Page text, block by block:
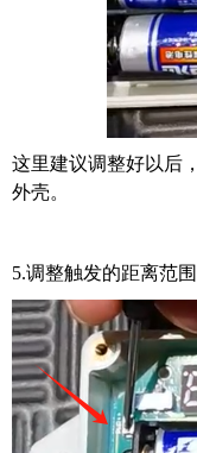
这里建议调整好以后
外壳。
5.调整触发的距离范围